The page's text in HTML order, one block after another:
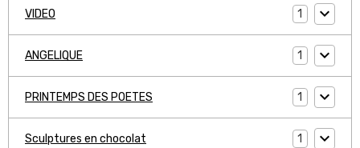
VIDEO 1
ANGELIQUE 1
PRINTEMPS DES POETES 1
Sculptures en chocolat 1